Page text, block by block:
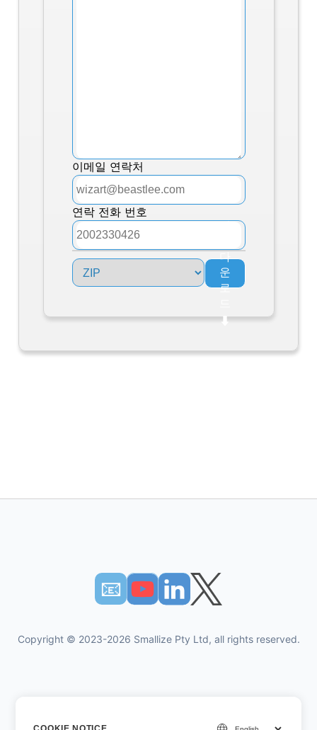
이메일 연락처
연락 전화 번호
지
다
운
로
⬇︎
📧︎
Copyright © 2023-2026 Smallize Pty Ltd, all rights reserved.
개인 정보 정책